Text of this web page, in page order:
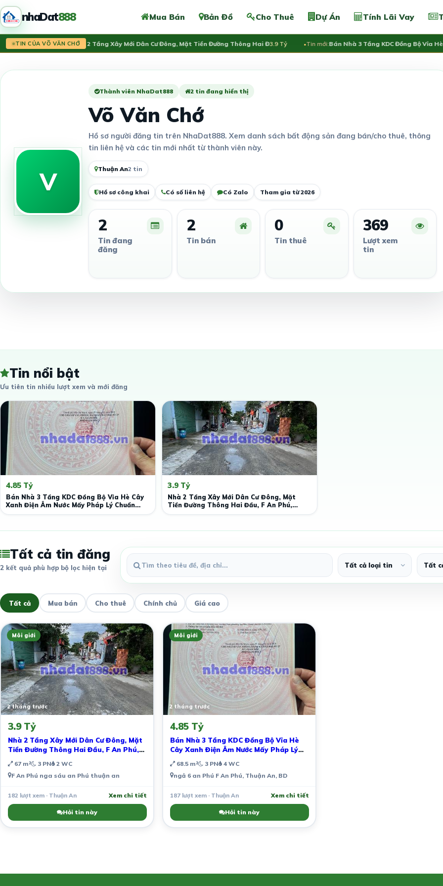
nhaDat888 Mua Bán Bản Đồ Cho Thuê Dự Án Tính Lãi Vay
TIN CỦA VÕ VĂN CHỚ
Tin mới:Nhà 2 Tầng Xây Mới Dân Cư Đông, Mặt Tiền Đường Thông Hai Đ3.9 Tỷ Tin mới:Bán Nhà 3 Tầng KDC Đồng Bộ Vỉa Hè
V
Thành viên NhaDat888 2 tin đang hiển thị
Võ Văn Chớ
Hồ sơ người đăng tin trên NhaDat888. Xem danh sách bất động sản đang bán/cho thuê, thông
tin liên hệ và các tin mới nhất từ thành viên này.
Thuận An2 tin
Hồ sơ công khai Có số liên hệ Có Zalo Tham gia từ 2026
2
Tin đang
đăng
2
Tin bán
0
Tin thuê
369
Lượt xem
tin
Tin nổi bật
Ưu tiên tin nhiều lượt xem và mới đăng
4.85 Tỷ
Bán Nhà 3 Tầng KDC Đồng Bộ Vỉa Hè Cây
Xanh Điện Âm Nước Mấy Pháp Lý Chuẩn
Chỉnh
3.9 Tỷ
Nhà 2 Tầng Xây Mới Dân Cư Đông, Mặt
Tiền Đường Thông Hai Đầu, F An Phú,
Tphcm.
Tất cả tin đăng
2 kết quả phù hợp bộ lọc hiện tại
Tất cả Mua bán Cho thuê Chính chủ Giá cao
Môi giới
2 tháng trước
3.9 Tỷ
Nhà 2 Tầng Xây Mới Dân Cư Đông, Mặt
Tiền Đường Thông Hai Đầu, F An Phú,
67 m² 3 PN 2 WC
F An Phú nga sáu an Phú thuận an
182 lượt xem · Thuận An Xem chi tiết
Hỏi tin này
Môi giới
2 tháng trước
4.85 Tỷ
Bán Nhà 3 Tầng KDC Đồng Bộ Vỉa Hè
Cây Xanh Điện Âm Nước Mấy Pháp Lý
68.5 m² 3 PN 4 WC
ngả 6 an Phú F An Phú, Thuận An, BD
187 lượt xem · Thuận An Xem chi tiết
Hỏi tin này